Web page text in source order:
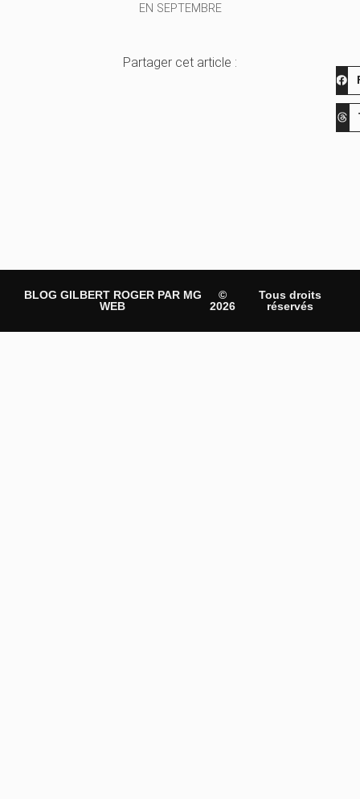
EN SEPTEMBRE
Partager cet article :
BLOG GILBERT ROGER PAR MG
WEB
©
2026
Tous droits
réservés